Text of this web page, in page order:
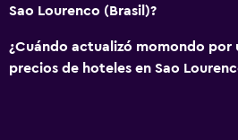
Sao Lourenco (Brasil)?
¿Cuándo actualizó momondo por
precios de hoteles en Sao